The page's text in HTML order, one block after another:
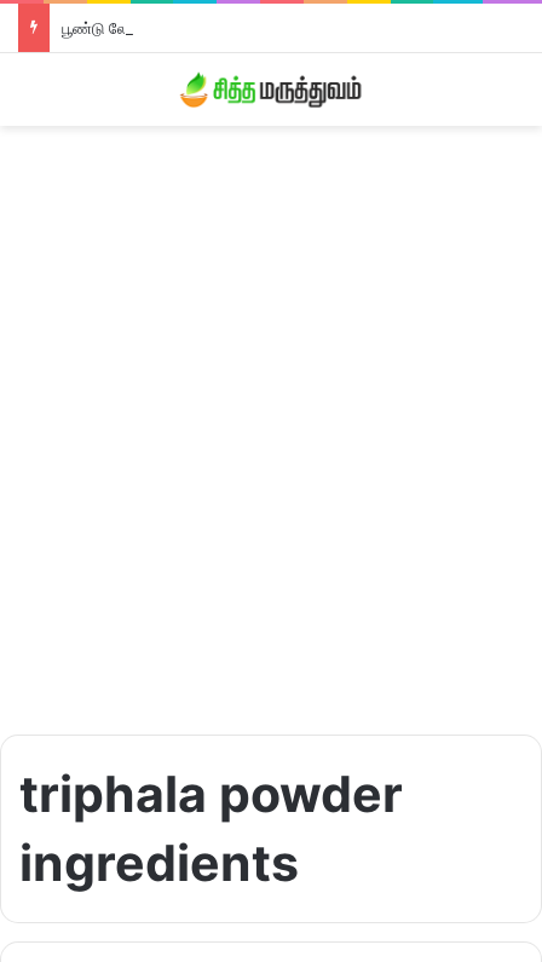
பூண்டு லேகியம்
triphala powder
ingredients